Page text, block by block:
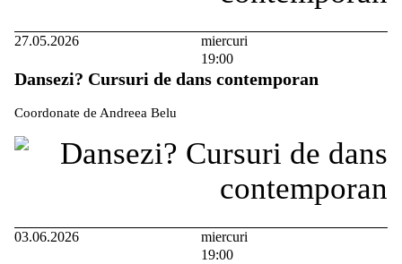
27.05.2026
miercuri
19:00
Dansezi? Cursuri de dans contemporan
Coordonate de Andreea Belu
03.06.2026
miercuri
19:00